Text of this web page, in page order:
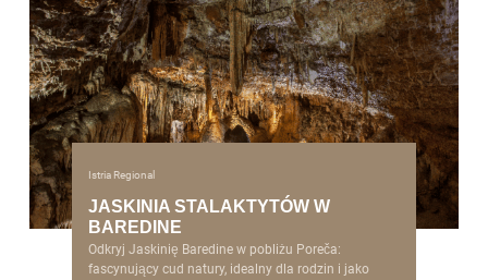
Istria Regional
JASKINIA STALAKTYTÓW W
BAREDINE
Odkryj Jaskinię Baredine w pobliżu Poreča:
fascynujący cud natury, idealny dla rodzin i jako